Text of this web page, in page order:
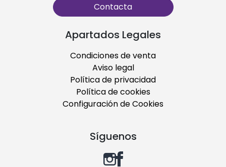
Contacta
Apartados Legales
Condiciones de venta
Aviso legal
Política de privacidad
Política de cookies
Configuración de Cookies
Síguenos